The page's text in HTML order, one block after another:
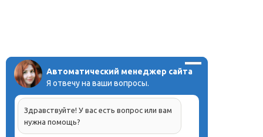
Автоматический менеджер сайта
Я отвечу на ваши вопросы.
Здравствуйте! У вас есть вопрос или вам
нужна помощь?